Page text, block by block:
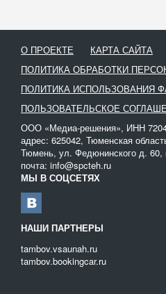
О ПРОЕКТЕ
КАРТА САЙТА
ПОЛИТИКА ОБРАБОТКИ
ПОЛИТИКА ИСПОЛЬЗОВАНИЯ
ПОЛЬЗОВАТЕЛЬСКОЕ
ООО «Медиа-решения», ИНН
адрес: 625042, Тюменская
Тюмень, ул. Федюнинского д. 60,
почта: info@spcteh.ru
МЫ В СОЦСЕТЯХ
НАШИ ПАРТНЕРЫ
tambov.vsaunah.ru
tambov.bookingcar.ru